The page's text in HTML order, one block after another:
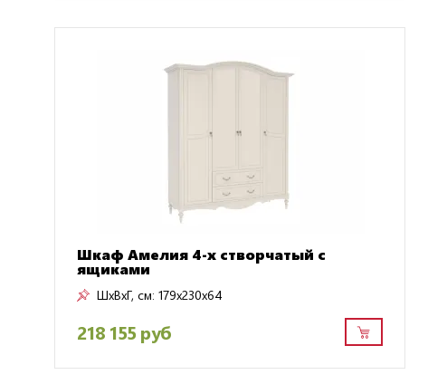
Шкаф Амелия 4-х створчатый с
ящиками
ШxВxГ, см: 179x230x64
218 155 руб